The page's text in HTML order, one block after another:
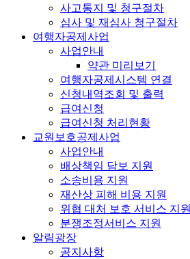
사고통지 및 청구절차
심사 및 재심사 청구절차
여행자공제사업
사업안내
약관 미리보기
여행자공제시스템 연결
신청내역조회 및 출력
급여신청
급여신청 처리현황
교원보호공제사업
사업안내
배상책임 담보 지원
소송비용 지원
재산상 피해 비용 지원
위협 대처 보호 서비스 지원
분쟁조정서비스 지원
알림광장
공지사항